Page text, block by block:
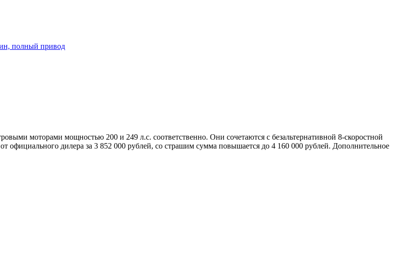
полный привод
моторами мощностью 200 и 249 л.с. соответственно. Они сочетаются с безальтернативной 8-скоростной
официального дилера за 3 852 000 рублей, со страшим сумма повышается до 4 160 000 рублей. Дополнительное